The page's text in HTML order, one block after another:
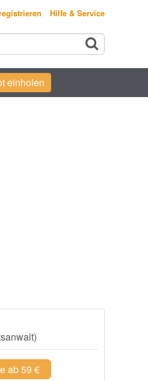
Hilfe & Service
einholen
ab 59 €